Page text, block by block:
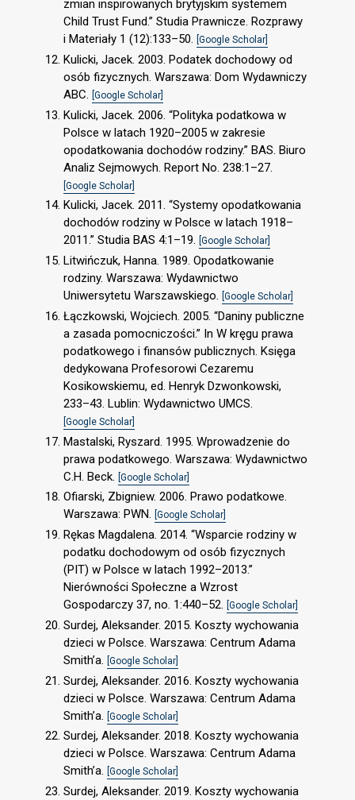
zmian inspirowanych brytyjskim systemem
Child Trust Fund.” Studia Prawnicze. Rozprawy
i Materiały 1 (12):133–50. [Google Scholar]
Kulicki, Jacek. 2003. Podatek dochodowy od
osób fizycznych. Warszawa: Dom Wydawniczy
ABC. [Google Scholar]
Kulicki, Jacek. 2006. “Polityka podatkowa w
Polsce w latach 1920–2005 w zakresie
opodatkowania dochodów rodziny.” BAS. Biuro
Analiz Sejmowych. Report No. 238:1–27.
[Google Scholar]
Kulicki, Jacek. 2011. “Systemy opodatkowania
dochodów rodziny w Polsce w latach 1918–
2011.” Studia BAS 4:1–19. [Google Scholar]
Litwińczuk, Hanna. 1989. Opodatkowanie
rodziny. Warszawa: Wydawnictwo
Uniwersytetu Warszawskiego. [Google Scholar]
Łączkowski, Wojciech. 2005. “Daniny publiczne
a zasada pomocniczości.” In W kręgu prawa
podatkowego i finansów publicznych. Księga
dedykowana Profesorowi Cezaremu
Kosikowskiemu, ed. Henryk Dzwonkowski,
233–43. Lublin: Wydawnictwo UMCS.
[Google Scholar]
Mastalski, Ryszard. 1995. Wprowadzenie do
prawa podatkowego. Warszawa: Wydawnictwo
C.H. Beck.
[Google Scholar]
Ofiarski, Zbigniew. 2006. Prawo podatkowe.
Warszawa: PWN. [Google Scholar]
Rękas Magdalena. 2014. “Wsparcie rodziny w
podatku dochodowym od osób fizycznych
(PIT) w Polsce w latach 1992–2013.”
Nierówności Społeczne a Wzrost
Gospodarczy 37, no. 1:440–52. [Google Scholar]
Surdej, Aleksander. 2015. Koszty wychowania
dzieci w Polsce. Warszawa: Centrum Adama
Smith’a. [Google Scholar]
Surdej, Aleksander. 2016. Koszty wychowania
dzieci w Polsce. Warszawa: Centrum Adama
Smith’a.
[Google Scholar]
Surdej, Aleksander. 2018. Koszty wychowania
dzieci w Polsce. Warszawa: Centrum Adama
Smith’a. [Google Scholar]
Surdej, Aleksander. 2019. Koszty wychowania